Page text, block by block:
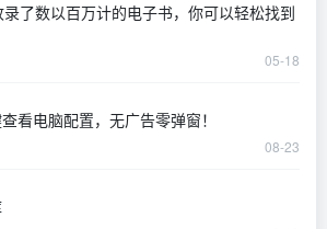
了数以百万计的电子书，你可以轻松找到
05-18
看电脑配置，无广告零弹窗！
08-23